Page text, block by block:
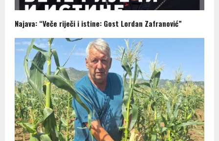
Najava: “Veče riječi i istine: Gost Lordan Zafranović”